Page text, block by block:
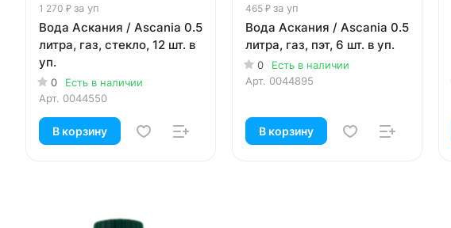
1 270 ₽ за уп
Вода Аскания / Ascania 0.5
литра, газ, стекло, 12 шт. в
уп.
0
Есть в наличии
Арт. 0044550
В корзину
465 ₽ за уп
Вода Аскания / Ascania 0.5
литра, газ, пэт, 6 шт. в уп.
0
Есть в наличии
Арт. 0044895
В корзину